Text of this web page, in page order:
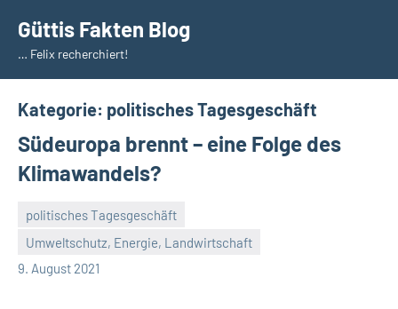
Inhalt
springen
Güttis Fakten Blog
… Felix recherchiert!
Kategorie: politisches Tagesgeschäft
Südeuropa brennt – eine Folge des
Klimawandels?
politisches Tagesgeschäft
Umweltschutz, Energie, Landwirtschaft
9. August 2021
Guetti
Keine
Kommentare